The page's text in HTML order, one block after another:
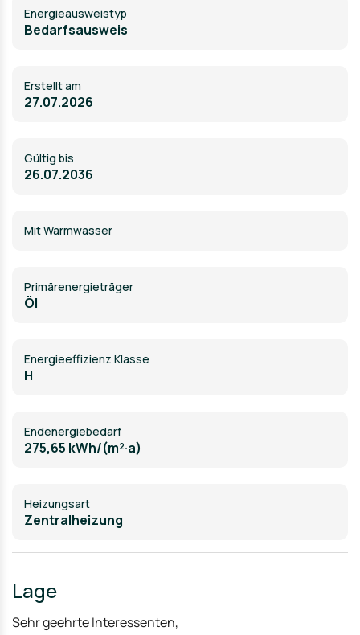
Energie­ausweistyp
Bedarfsausweis
Erstellt am
27.07.2026
Gültig bis
26.07.2036
Mit Warmwasser
Primärenergieträger
Öl
Energieeffizienz Klasse
H
Endenergiebedarf
275,65 kWh/(m²·a)
Heizungsart
Zentralheizung
Lage
Sehr geehrte Interessenten,